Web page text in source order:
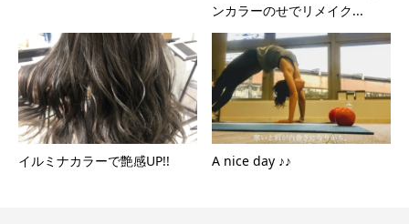
ンカラーのせでリメイク...
イルミナカラーで艶感UP!! A nice day ♪♪